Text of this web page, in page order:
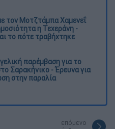
τον Μοτζτάμπα Χαμενεΐ
η Τεχεράνη -
το πότε τραβήχτηκε
παρέμβαση για το
Σαρακήνικο - Έρευνα για
στην παραλία
επόμενο